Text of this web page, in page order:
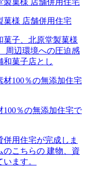
様 店舗併用住宅
菓子、北原堂製菓様
周辺環境への圧迫感
和菓子店とし
％の無添加住宅で
併用住宅が完成しま
のこちらの 建物、資
ます。